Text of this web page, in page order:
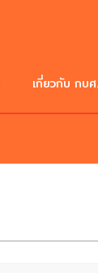
เกี่ยวกับ กบศ.
ประวัติความเ
โครงสร้างก